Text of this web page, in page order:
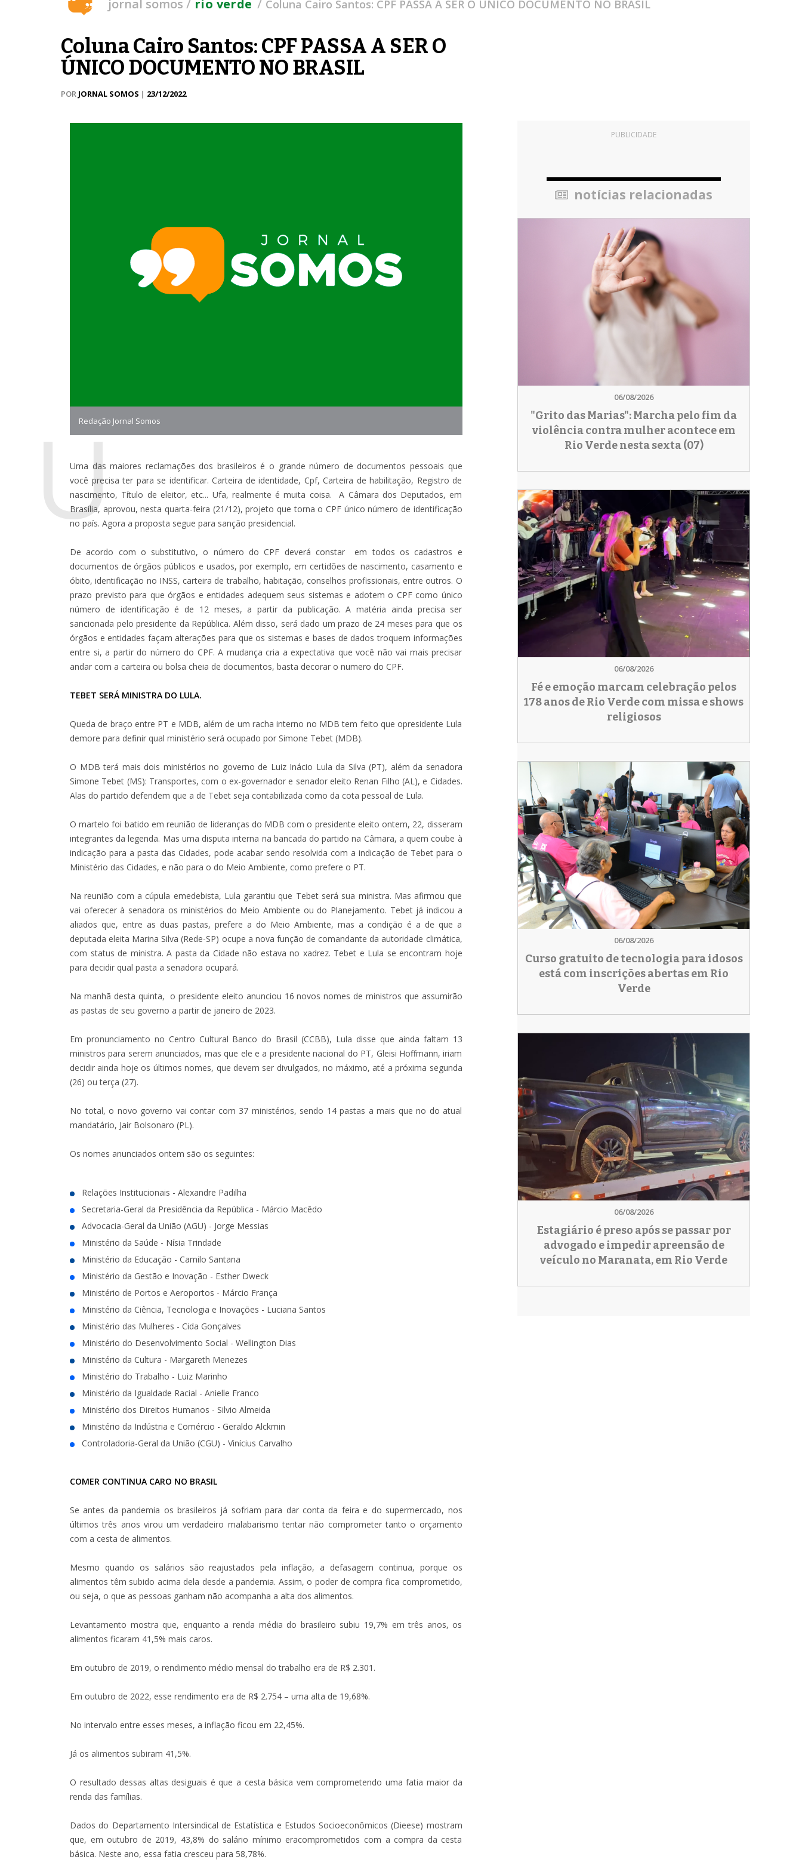
jornal somos rio verde Coluna Cairo Santos: CPF PASSA A SER O ÚNICO DOCUMENTO NO BRASIL
Coluna Cairo Santos: CPF PASSA A SER O
ÚNICO DOCUMENTO NO BRASIL
POR JORNAL SOMOS | 23/12/2022
Redação Jornal Somos
U
Uma das maiores reclamações dos brasileiros é o grande número de documentos pessoais que
você precisa ter para se identificar. Carteira de identidade, Cpf, Carteira de habilitação, Registro de
nascimento, Título de eleitor, etc... Ufa, realmente é muita coisa. A Câmara dos Deputados, em
Brasília, aprovou, nesta quarta-feira (21/12), projeto que torna o CPF único número de identificação
no país. Agora a proposta segue para sanção presidencial.
De acordo com o substitutivo, o número do CPF deverá constar em todos os cadastros e
documentos de órgãos públicos e usados, por exemplo, em certidões de nascimento, casamento e
óbito, identificação no INSS, carteira de trabalho, habitação, conselhos profissionais, entre outros. O
prazo previsto para que órgãos e entidades adequem seus sistemas e adotem o CPF como único
número de identificação é de 12 meses, a partir da publicação. A matéria ainda precisa ser
sancionada pelo presidente da República. Além disso, será dado um prazo de 24 meses para que os
órgãos e entidades façam alterações para que os sistemas e bases de dados troquem informações
entre si, a partir do número do CPF. A mudança cria a expectativa que você não vai mais precisar
andar com a carteira ou bolsa cheia de documentos, basta decorar o numero do CPF.
TEBET SERÁ MINISTRA DO LULA.
Queda de braço entre PT e MDB, além de um racha interno no MDB tem feito que opresidente Lula
demore para definir qual ministério será ocupado por Simone Tebet (MDB).
O MDB terá mais dois ministérios no governo de Luiz Inácio Lula da Silva (PT), além da senadora
Simone Tebet (MS): Transportes, com o ex-governador e senador eleito Renan Filho (AL), e Cidades.
Alas do partido defendem que a de Tebet seja contabilizada como da cota pessoal de Lula.
O martelo foi batido em reunião de lideranças do MDB com o presidente eleito ontem, 22, disseram
integrantes da legenda. Mas uma disputa interna na bancada do partido na Câmara, a quem coube à
indicação para a pasta das Cidades, pode acabar sendo resolvida com a indicação de Tebet para o
Ministério das Cidades, e não para o do Meio Ambiente, como prefere o PT.
Na reunião com a cúpula emedebista, Lula garantiu que Tebet será sua ministra. Mas afirmou que
vai oferecer à senadora os ministérios do Meio Ambiente ou do Planejamento. Tebet já indicou a
aliados que, entre as duas pastas, prefere a do Meio Ambiente, mas a condição é a de que a
deputada eleita Marina Silva (Rede-SP) ocupe a nova função de comandante da autoridade climática,
com status de ministra. A pasta da Cidade não estava no xadrez. Tebet e Lula se encontram hoje
para decidir qual pasta a senadora ocupará.
Na manhã desta quinta, o presidente eleito anunciou 16 novos nomes de ministros que assumirão
as pastas de seu governo a partir de janeiro de 2023.
Em pronunciamento no Centro Cultural Banco do Brasil (CCBB), Lula disse que ainda faltam 13
ministros para serem anunciados, mas que ele e a presidente nacional do PT, Gleisi Hoffmann, iriam
decidir ainda hoje os últimos nomes, que devem ser divulgados, no máximo, até a próxima segunda
(26) ou terça (27).
No total, o novo governo vai contar com 37 ministérios, sendo 14 pastas a mais que no do atual
mandatário, Jair Bolsonaro (PL).
Os nomes anunciados ontem são os seguintes:
Relações Institucionais - Alexandre Padilha
Secretaria-Geral da Presidência da República - Márcio Macêdo
Advocacia-Geral da União (AGU) - Jorge Messias
Ministério da Saúde - Nísia Trindade
Ministério da Educação - Camilo Santana
Ministério da Gestão e Inovação - Esther Dweck
Ministério de Portos e Aeroportos - Márcio França
Ministério da Ciência, Tecnologia e Inovações - Luciana Santos
Ministério das Mulheres - Cida Gonçalves
Ministério do Desenvolvimento Social - Wellington Dias
Ministério da Cultura - Margareth Menezes
Ministério do Trabalho - Luiz Marinho
Ministério da Igualdade Racial - Anielle Franco
Ministério dos Direitos Humanos - Silvio Almeida
Ministério da Indústria e Comércio - Geraldo Alckmin
Controladoria-Geral da União (CGU) - Vinícius Carvalho
COMER CONTINUA CARO NO BRASIL
Se antes da pandemia os brasileiros já sofriam para dar conta da feira e do supermercado, nos
últimos três anos virou um verdadeiro malabarismo tentar não comprometer tanto o orçamento
com a cesta de alimentos.
Mesmo quando os salários são reajustados pela inflação, a defasagem continua, porque os
alimentos têm subido acima dela desde a pandemia. Assim, o poder de compra fica comprometido,
ou seja, o que as pessoas ganham não acompanha a alta dos alimentos.
Levantamento mostra que, enquanto a renda média do brasileiro subiu 19,7% em três anos, os
alimentos ficaram 41,5% mais caros.
Em outubro de 2019, o rendimento médio mensal do trabalho era de R$ 2.301.
Em outubro de 2022, esse rendimento era de R$ 2.754 – uma alta de 19,68%.
No intervalo entre esses meses, a inflação ficou em 22,45%.
Já os alimentos subiram 41,5%.
O resultado dessas altas desiguais é que a cesta básica vem comprometendo uma fatia maior da
renda das famílias.
Dados do Departamento Intersindical de Estatística e Estudos Socioeconômicos (Dieese) mostram
que, em outubro de 2019, 43,8% do salário mínimo eracomprometidos com a compra da cesta
básica. Neste ano, essa fatia cresceu para 58,78%.
PUBLICIDADE
notícias relacionadas
06/08/2026
"Grito das Marias": Marcha pelo fim da
violência contra mulher acontece em
Rio Verde nesta sexta (07)
06/08/2026
Fé e emoção marcam celebração pelos
178 anos de Rio Verde com missa e shows
religiosos
06/08/2026
Curso gratuito de tecnologia para idosos
está com inscrições abertas em Rio
Verde
06/08/2026
Estagiário é preso após se passar por
advogado e impedir apreensão de
veículo no Maranata, em Rio Verde